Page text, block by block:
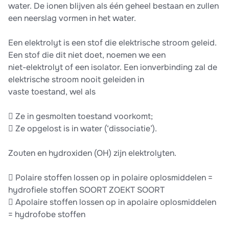
water. De ionen blijven als één geheel bestaan en zullen
een neerslag vormen in het water.
Een elektrolyt is een stof die elektrische stroom geleid.
Een stof die dit niet doet, noemen we een
niet-elektrolyt of een isolator. Een ionverbinding zal de
elektrische stroom nooit geleiden in
vaste toestand, wel als
 Ze in gesmolten toestand voorkomt;
 Ze opgelost is in water (‘dissociatie’).
Zouten en hydroxiden (OH) zijn elektrolyten.
 Polaire stoffen lossen op in polaire oplosmiddelen =
hydrofiele stoffen SOORT ZOEKT SOORT
 Apolaire stoffen lossen op in apolaire oplosmiddelen
= hydrofobe stoffen